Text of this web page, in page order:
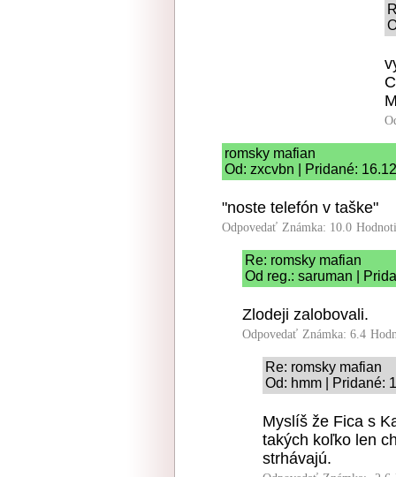
romsky mafian
Od: zxcvbn | Pridané:
"noste telefón v taške"
Odpovedať Známka: 10.0
Re: romsky mafian
Od reg.: saruman |
Zlodeji zalobovali.
Odpovedať Známka: 6.4
Re: romsky mafian
Od: hmm | Pridané:
Myslíš že Fica s
takých koľko len
strhávajú.